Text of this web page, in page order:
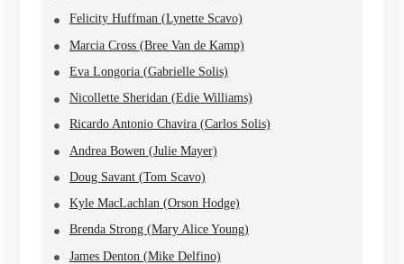
Felicity Huffman (Lynette Scavo)
Marcia Cross (Bree Van de Kamp)
Eva Longoria (Gabrielle Solis)
Nicollette Sheridan (Edie Williams)
Ricardo Antonio Chavira (Carlos Solis)
Andrea Bowen (Julie Mayer)
Doug Savant (Tom Scavo)
Kyle MacLachlan (Orson Hodge)
Brenda Strong (Mary Alice Young)
James Denton (Mike Delfino)